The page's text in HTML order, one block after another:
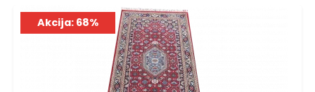
Akcija: 68%